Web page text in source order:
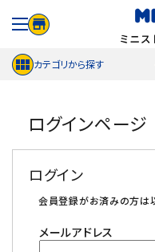
カテゴリから探す
meeting_room ログイン person
セール商品
カテゴリから探す
ログインページ
ログイン
会員登録がお済みの方は
メールアドレス